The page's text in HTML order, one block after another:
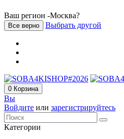
Ваш регион -Москва?
Все верно Выбрать другой
0 Корзина
Вы
Войдите или зарегистрируйтесь
Категории